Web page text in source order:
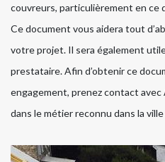
couvreurs, particulièrement en ce
Ce document vous aidera tout
votre projet. Il sera également
prestataire. Afin d’obtenir ce
engagement, prenez contact
dans le métier reconnu dans la